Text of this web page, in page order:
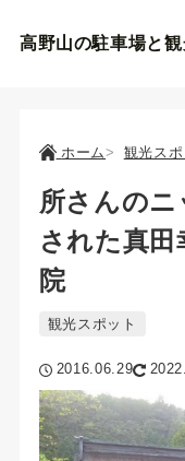
高野山の駐車場と観
ホーム 観光スポ
所さんの
された真
院
観光スポット
2016.06.29